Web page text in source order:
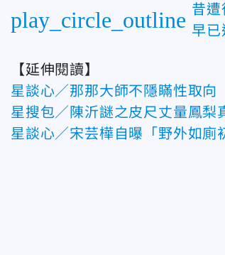
play_circle_outline 昔
早已
【延伸閱讀】
星談心／那那大師不隱瞞性取
星搜包／陳沂謎之皮尺丈量鳳
星談心／宋芸樺自曝「野外如